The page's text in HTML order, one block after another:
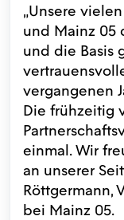
„Unsere
und Mainz 05
und die Basis
vergangenen
Die frühzeitig
einmal. Wir
an unserer
Röttgermann,
bei Mainz 05.